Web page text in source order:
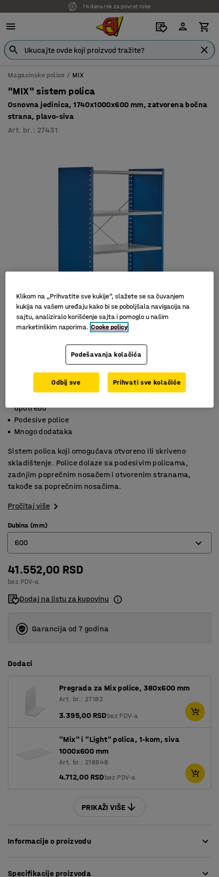
Magacinske police MIX
"MIX" sistem polica
Osnovna jedinica, 1740x1000x600 mm, zatvorena bočna
strana, plavo-siva
Art. br. : 27431
upotrebu
Podesive police
Mnogo dodataka
Sistem polica koji omogućava otvoreno ili skriveno
skladištenje. Police dolaze sa podesivim policama,
zadnjim poprečnim nosačem i otvorenim stranama,
takođe sa poprečnim nosačima.
Pročitaj više
Dubina (mm)
600
400
500
600
41.552,00 RSD
bez PDV-a
Dodaj na listu za kupovinu
Garancija od 7 godina
Dodaci
Pregrada za Mix police, 380x600 mm
Art. br.: 27183
3.395,00 RSDbez PDV-a
"Mix" i "Light" polica, 1-kom, siva
1000x600 mm
Art. br.: 218848
4.712,00 RSDbez PDV-a
PRIKAŽI VIŠE
Informacije o proizvodu
sa nekoliko opcija. Možete ga napraviti prema vašim
Specifikacije proizvoda
Klikom na „Prihvatite sve kukije“, slažete se sa čuvanjem
kukija na vašem uređaju kako bi se poboljšala navigacija na
sajtu, analiziralo korišćenje sajta i pomoglo u našim
marketinškim naporima. Cooke policy
Podešavanja kolačića
Odbij sve Prihvati sve kolačiće